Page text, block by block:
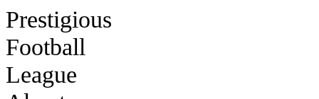
Prestigious
Football
League